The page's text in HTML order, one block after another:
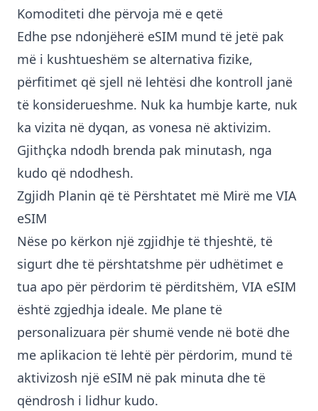
Komoditeti dhe përvoja më e qetë
Edhe pse ndonjëherë eSIM mund të jetë pak
më i kushtueshëm se alternativa fizike,
përfitimet që sjell në lehtësi dhe kontroll janë
të konsiderueshme. Nuk ka humbje karte, nuk
ka vizita në dyqan, as vonesa në aktivizim.
Gjithçka ndodh brenda pak minutash, nga
kudo që ndodhesh.
Zgjidh Planin që të Përshtatet më Mirë me VIA
eSIM
Nëse po kërkon një zgjidhje të thjeshtë, të
sigurt dhe të përshtatshme për udhëtimet e
tua apo për përdorim të përditshëm, VIA eSIM
është zgjedhja ideale. Me plane të
personalizuara për shumë vende në botë dhe
me aplikacion të lehtë për përdorim, mund të
aktivizosh një eSIM në pak minuta dhe të
qëndrosh i lidhur kudo.